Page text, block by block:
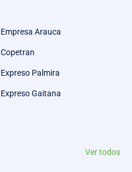
Empresa Arauca
Copetran
Expreso Palmira
Expreso Gaitana
Ver todos